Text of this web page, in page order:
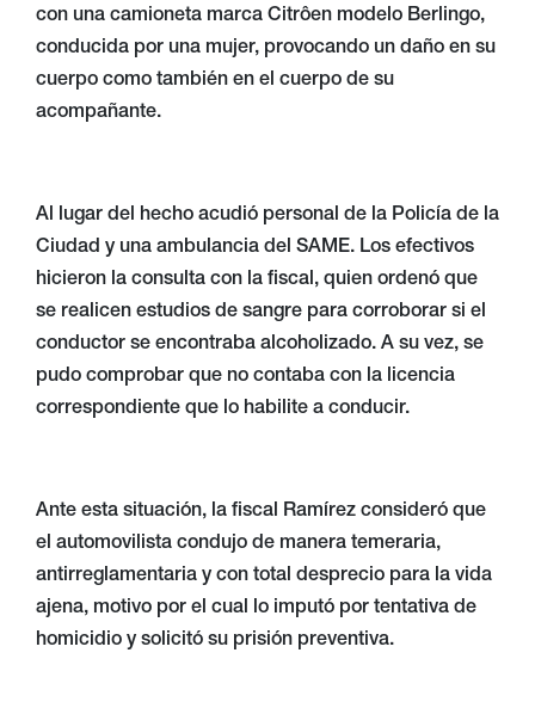
con una camioneta marca Citrôen modelo Berlingo,
conducida por una mujer, provocando un daño en su
cuerpo como también en el cuerpo de su
acompañante.
Al lugar del hecho acudió personal de la Policía de la
Ciudad y una ambulancia del SAME. Los efectivos
hicieron la consulta con la fiscal, quien ordenó que
se realicen estudios de sangre para corroborar si el
conductor se encontraba alcoholizado. A su vez, se
pudo comprobar que no contaba con la licencia
correspondiente que lo habilite a conducir.
Ante esta situación, la fiscal Ramírez consideró que
el automovilista condujo de manera temeraria,
antirreglamentaria y con total desprecio para la vida
ajena, motivo por el cual lo imputó por tentativa de
homicidio y solicitó su prisión preventiva.